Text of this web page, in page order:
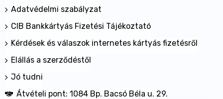
Adatvédelmi szabályzat
CIB Bankkártyás Fizetési Tájékoztató
Kérdések és válaszok internetes kártyás fizetésről
Elállás a szerződéstől
Jó tudni
Átvételi pont: 1084 Bp. Bacsó Béla u. 29.